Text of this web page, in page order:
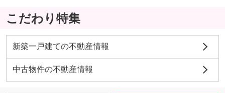
こだわり特集
新築一戸建ての不動産情報
中古物件の不動産情報